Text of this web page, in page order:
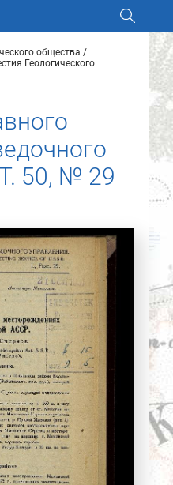
общества
Геологического
50, № 29